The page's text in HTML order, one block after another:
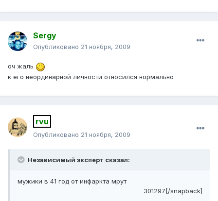
Sergy
Опубликовано 21 ноября, 2009
оч жаль
к его неординарной личности относился нормально
rvu
Опубликовано 21 ноября, 2009
Независимый эксперт сказал:
мужики в 41 год от инфаркта мрут
301297[/snapback]